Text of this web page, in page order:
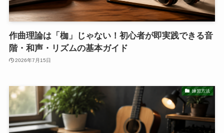
作曲理論は「枷」じゃない！初心者が即実践できる音
階・和声・リズムの基本ガイド
2026年7月15日
練習方法